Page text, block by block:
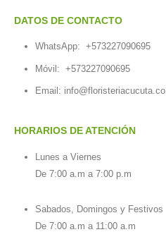
DATOS DE CONTACTO
WhatsApp: +573227090695
Móvil: +573227090695
Email: info@floristeriacucuta.co
HORARIOS DE ATENCIÓN
Lunes a Viernes
De 7:00 a.m a 7:00 p.m
Sabados, Domingos y Festivos
De 7:00 a.m a 11:00 a.m